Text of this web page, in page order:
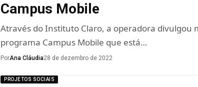
Campus Mobile
Através do Instituto Claro, a operadora divulgou
programa Campus Mobile que está…
PorAna Cláudia28 de dezembro de 2022
PROJETOS SOCIAIS